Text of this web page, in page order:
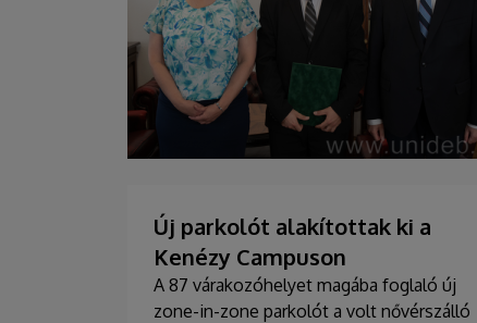
Új parkolót alakítottak ki a
Kenézy Campuson
A 87 várakozóhelyet magába foglaló új
zone-in-zone parkolót a volt nővérszálló